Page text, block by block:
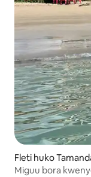
Fleti huko
Miguu bora